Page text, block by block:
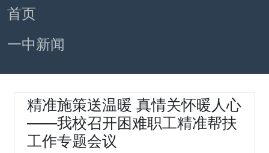
首页
一中新闻
精准施策送温暖 真情关怀暖人心
——我校召开困难职工精准帮扶
工作专题会议